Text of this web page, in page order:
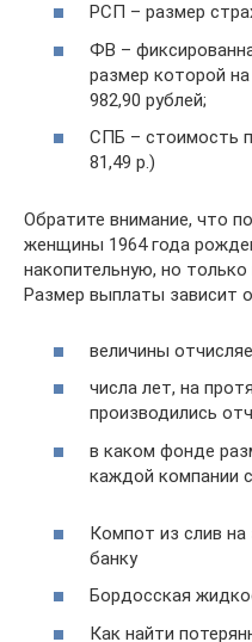
РСП – размер
ФВ –
размер которой на
982,90 рублей;
СПБ – стоимость
81,49 р.)
Обратите внимание, что
женщины 1964 года
накопительную, но
Размер выплаты зависит
величины
числа лет, на
производились
в каком фонде
каждой компании
Компот из слив
банку
Бордосская
Как найти